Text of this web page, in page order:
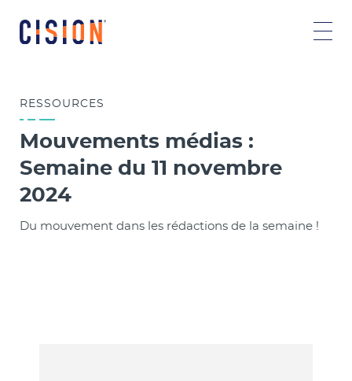
RESSOURCES
Mouvements médias :
Semaine du 11 novembre
2024
Du mouvement dans les rédactions de la semaine !